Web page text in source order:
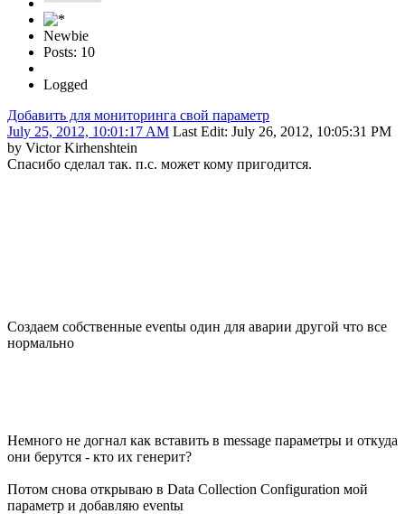
Newbie
Posts: 10
Logged
Добавить для мониторинга свой параметр
July 25, 2012, 10:01:17 AM Last Edit: July 26, 2012, 10:05:31 PM
by Victor Kirhenshtein
Спасибо сделал так. п.с. может кому пригодится.
Создаем собственные eventы один для аварии другой что все
нормально
Немного не догнал как вставить в message параметры и откуда
они берутся - кто их генерит?
Потом снова открываю в Data Collection Configuration мой
параметр и добавляю eventы